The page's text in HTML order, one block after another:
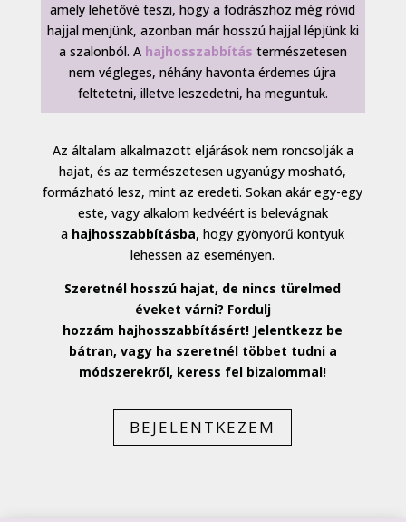
amely lehetővé teszi, hogy a fodrászhoz még rövid
hajjal menjünk, azonban már hosszú hajjal lépjünk ki
a szalonból. A hajhosszabbítás természetesen
nem végleges, néhány havonta érdemes újra
feltetetni, illetve leszedetni, ha meguntuk.
Az általam alkalmazott eljárások nem roncsolják a
hajat, és az természetesen ugyanúgy mosható,
formázható lesz, mint az eredeti. Sokan akár egy-egy
este, vagy alkalom kedvéért is belevágnak
a hajhosszabbításba, hogy gyönyörű kontyuk
lehessen az eseményen.
Szeretnél hosszú hajat, de nincs türelmed
éveket várni? Fordulj
hozzám hajhosszabbításért! Jelentkezz be
bátran, vagy ha szeretnél többet tudni a
módszerekről, keress fel bizalommal!
BEJELENTKEZEM